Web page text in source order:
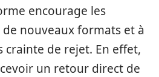
encourage les
nouveaux formats et à
crainte de rejet. En effet,
un retour direct de